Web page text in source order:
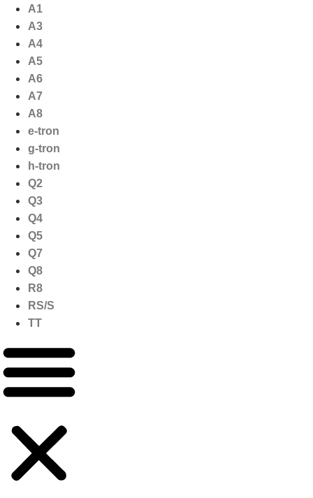
naar
inhoud
A1
A3
A4
A5
A6
A7
A8
e-tron
g-tron
h-tron
Q2
Q3
Q4
Q5
Q7
Q8
R8
RS/S
TT